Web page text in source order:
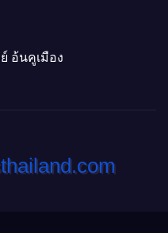
อ้นคูเมือง